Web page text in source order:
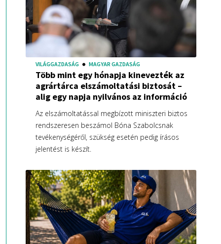
VILÁGGAZDASÁG MAGYAR GAZDASÁG
Több mint egy hónapja kinevezték az
agrártárca elszámoltatási biztosát –
alig egy napja nyilvános az információ
Az elszámoltatással megbízott miniszteri biztos
rendszeresen beszámol Bóna Szabolcsnak
tevékenységéről, szükség esetén pedig írásos
jelentést is készít.